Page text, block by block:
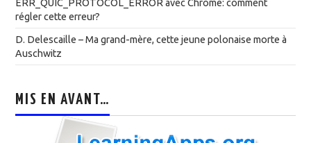
ERR_QUIC_PROTOCOL_ERROR avec Chrome: comment
régler cette erreur?
D. Delescaille – Ma grand-mère, cette jeune polonaise morte à
Auschwitz
MIS EN AVANT…